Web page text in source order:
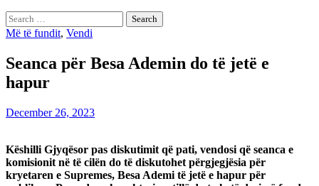
Search
for:
Më të fundit, Vendi
Seanca për Besa Ademin do të jetë e
hapur
December 26, 2023
Këshilli Gjyqësor pas diskutimit që pati, vendosi që seanca e
komisionit në të cilën do të diskutohet përgjegjësia për
kryetaren e Supremes, Besa Ademi të jetë e hapur për